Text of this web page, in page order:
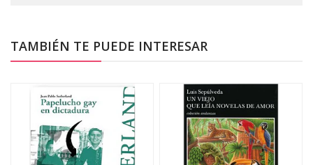
TAMBIÉN TE PUEDE INTERESAR